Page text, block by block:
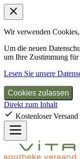
Wir verwenden
Um die neuen
um Ihre Zustimmung
Lesen Sie unsere
Cookies zulassen
Direkt zum Inhalt
Kostenloser